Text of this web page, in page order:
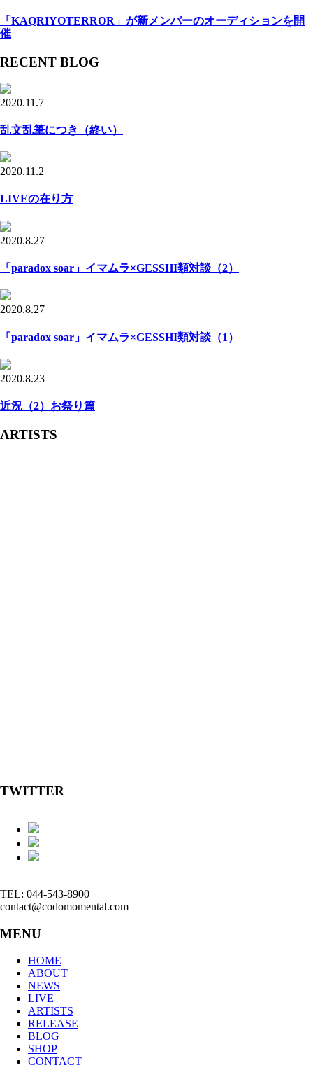
「KAQRIYOTERROR」が新メンバーのオーディションを開
催
RECENT BLOG
2020.11.7
乱文乱筆につき（終い）
2020.11.2
LIVEの在り方
2020.8.27
「paradox soar」イマムラ×GESSHI類対談（2）
2020.8.27
「paradox soar」イマムラ×GESSHI類対談（1）
2020.8.23
近況（2）お祭り篇
ARTISTS
TWITTER
TEL: 044-543-8900
contact@codomomental.com
MENU
HOME
ABOUT
NEWS
LIVE
ARTISTS
RELEASE
BLOG
SHOP
CONTACT